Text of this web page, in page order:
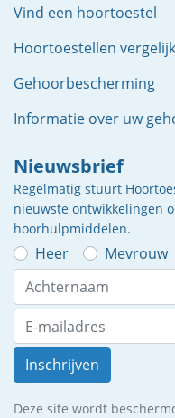
Vind een hoortoestel
Hoortoestellen
Gehoorbescherming
Informatie over uw
Nieuwsbrief
Regelmatig stuurt
nieuwste ontwikkelingen
hoorhulpmiddelen.
Heer Mevrouw
Inschrijven
Deze site wordt